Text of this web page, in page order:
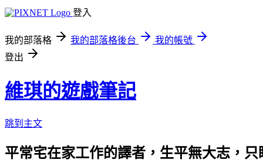
登入
我的部落格 我的部落格後台
我的帳號
登出
維琪的遊戲筆記
跳到主文
平常宅在家工作的譯者，生平無大志，